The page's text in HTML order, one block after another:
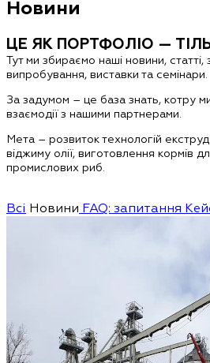
Новини
ЦЕ ЯК ПОРТФОЛІО —
Тут ми збираємо наші новини, статті,
випробування, виставки та семінари.
За задумом – це база знать, котру
взаємодії з нашими партнерами.
Мета – розвиток технологій
віджиму олії, виготовлення кормів
промислових риб.
Всі Новини FAQ: запитання